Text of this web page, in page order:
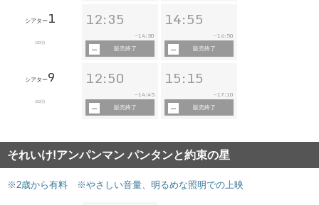
シアター 1
102分
12:35
~14:30
販売終了
14:55
~16:50
販売終了
シアター9
102分
12:50
~14:45
販売終了
15:15
~17:10
販売終了
それいけ!アンパンマン パンタンと約束の星
※2歳から有料 ※やさしい音量、明るめな照明での上映